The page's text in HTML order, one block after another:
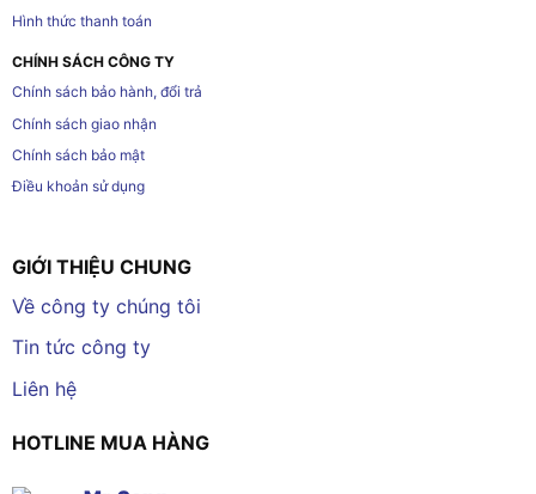
Hình thức thanh toán
CHÍNH SÁCH CÔNG TY
Chính sách bảo hành, đổi trả
Chính sách giao nhận
Chính sách bảo mật
Điều khoản sử dụng
GIỚI THIỆU CHUNG
Về công ty chúng tôi
Tin tức công ty
Liên hệ
HOTLINE MUA HÀNG